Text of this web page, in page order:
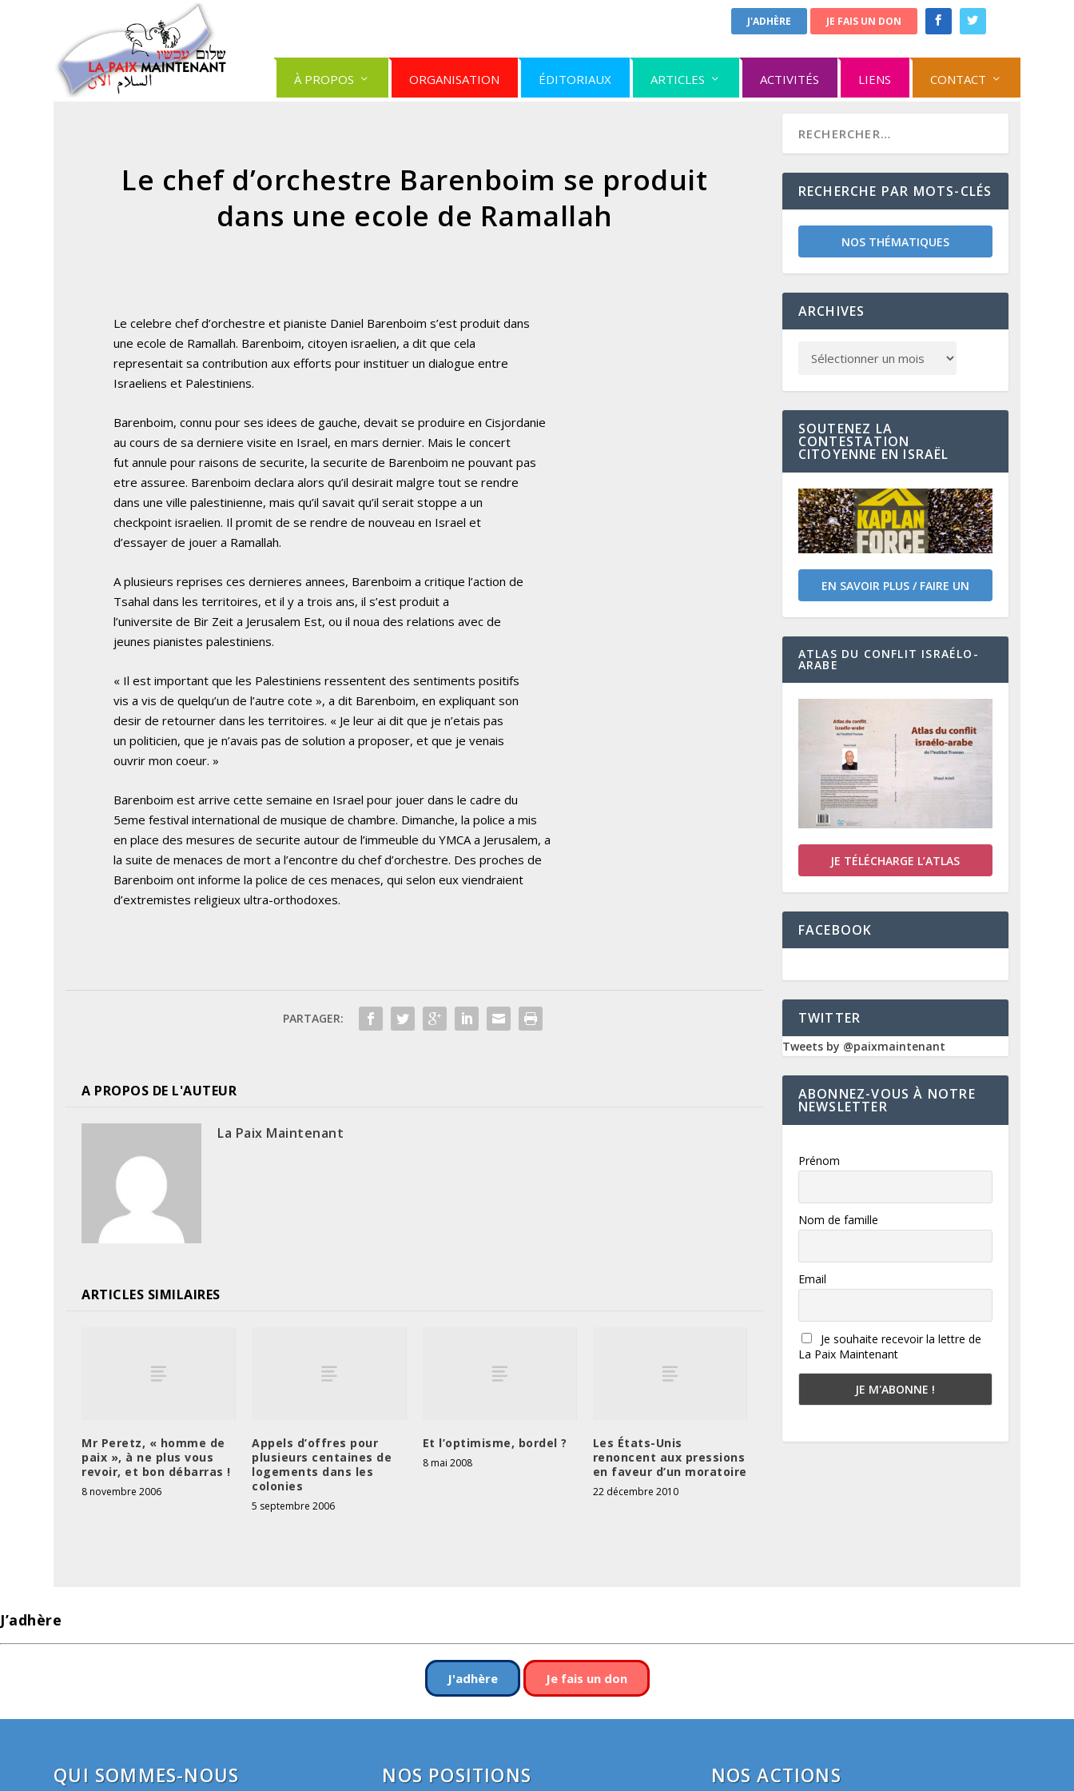
J'ADHÈRE JE FAIS UN DON
À PROPOS ORGANISATION ÉDITORIAUX ARTICLES ACTIVITÉS LIENS CONTACT
Le chef d’orchestre Barenboim se produit
dans une ecole de Ramallah
Le celebre chef d’orchestre et pianiste Daniel Barenboim s’est produit dans
une ecole de Ramallah. Barenboim, citoyen israelien, a dit que cela
representait sa contribution aux efforts pour instituer un dialogue entre
Israeliens et Palestiniens.
Barenboim, connu pour ses idees de gauche, devait se produire en Cisjordanie
au cours de sa derniere visite en Israel, en mars dernier. Mais le concert
fut annule pour raisons de securite, la securite de Barenboim ne pouvant pas
etre assuree. Barenboim declara alors qu’il desirait malgre tout se rendre
dans une ville palestinienne, mais qu’il savait qu’il serait stoppe a un
checkpoint israelien. Il promit de se rendre de nouveau en Israel et
d’essayer de jouer a Ramallah.
A plusieurs reprises ces dernieres annees, Barenboim a critique l’action de
Tsahal dans les territoires, et il y a trois ans, il s’est produit a
l’universite de Bir Zeit a Jerusalem Est, ou il noua des relations avec de
jeunes pianistes palestiniens.
« Il est important que les Palestiniens ressentent des sentiments positifs
vis a vis de quelqu’un de l’autre cote », a dit Barenboim, en expliquant son
desir de retourner dans les territoires. « Je leur ai dit que je n’etais pas
un politicien, que je n’avais pas de solution a proposer, et que je venais
ouvrir mon coeur. »
Barenboim est arrive cette semaine en Israel pour jouer dans le cadre du
5eme festival international de musique de chambre. Dimanche, la police a mis
en place des mesures de securite autour de l’immeuble du YMCA a Jerusalem, a
la suite de menaces de mort a l’encontre du chef d’orchestre. Des proches de
Barenboim ont informe la police de ces menaces, qui selon eux viendraient
d’extremistes religieux ultra-orthodoxes.
PARTAGER:
A PROPOS DE L'AUTEUR
La Paix Maintenant
ARTICLES SIMILAIRES
Mr Peretz, « homme de
paix », à ne plus vous
revoir, et bon débarras !
8 novembre 2006
Appels d’offres pour
plusieurs centaines de
logements dans les
colonies
5 septembre 2006
Et l’optimisme, bordel ?
8 mai 2008
Les États-Unis
renoncent aux pressions
en faveur d’un moratoire
22 décembre 2010
RECHERCHE PAR MOTS-CLÉS
NOS THÉMATIQUES
ARCHIVES
SOUTENEZ LA
CONTESTATION
CITOYENNE EN ISRAËL
EN SAVOIR PLUS / FAIRE UN
DON
ATLAS DU CONFLIT ISRAÉLO-
ARABE
JE TÉLÉCHARGE L’ATLAS
FACEBOOK
TWITTER
Tweets by @paixmaintenant
ABONNEZ-VOUS À NOTRE
NEWSLETTER
Prénom
Nom de famille
Email
Je souhaite recevoir la lettre de
La Paix Maintenant
J’adhère
J'adhère Je fais un don
QUI SOMMES-NOUS NOS POSITIONS NOS ACTIONS